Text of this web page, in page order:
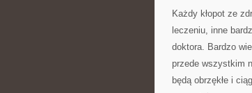
Każdy kłopot ze
leczeniu, inne
doktora. Bardzo
przede wszystkim
będą obrzękłe i